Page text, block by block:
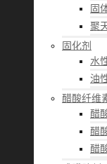
固
聚
固化剂
水
油
醋酸纤维
醋
醋
醋